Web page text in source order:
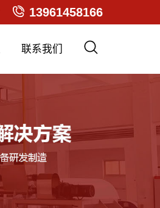
13961458166
联系我们